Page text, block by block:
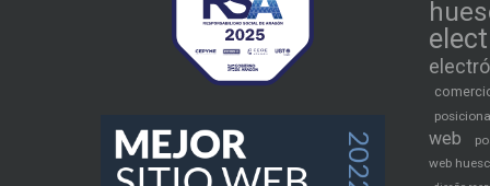
web
web